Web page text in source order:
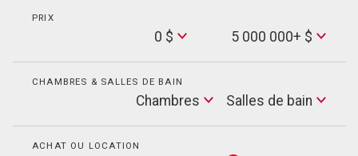
PRIX
0 $
Max
Price
5 000 000+ $
CHAMBRES & SALLES DE BAIN
Chambres
Salles
de
Salles de bain
ACHAT OU LOCATION